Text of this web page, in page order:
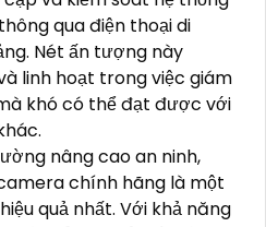
qua điện thoại di
Nét ấn tượng này
linh hoạt trong việc giám
khó có thể đạt được với
nâng cao an ninh,
chính hãng là một
quả nhất. Với khả năng